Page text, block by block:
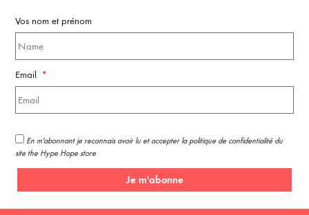
Vos nom et prénom
Email
En m'abonnant je reconnais avoir lu et accepter la politique de confidentialité du
site the Hype Hope store
Je m'abonne